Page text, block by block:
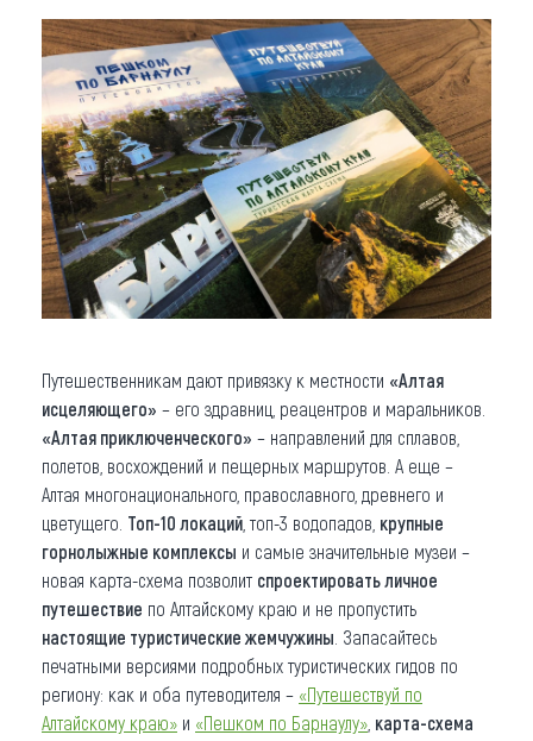
Путешественникам дают привязку к местности «Алтая
исцеляющего» – его здравниц, реацентров и маральников.
«Алтая приключенческого» – направлений для сплавов,
полетов, восхождений и пещерных маршрутов. А еще –
Алтая многонационального, православного, древнего и
цветущего. Топ-10 локаций , топ-3 водопадов, крупные
горнолыжные комплексы и самые значительные музеи –
новая карта-схема позволит спроектировать личное
путешествие по Алтайскому краю и не пропустить
настоящие туристические жемчужины . Запасайтесь
печатными версиями подробных туристических гидов по
региону: как и оба путеводителя – «Путешествуй по
Алтайскому краю» и «Пешком по Барнаулу» карта-схема